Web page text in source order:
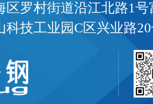
区罗村街道沿江北路1号
科技工业园C区兴业路